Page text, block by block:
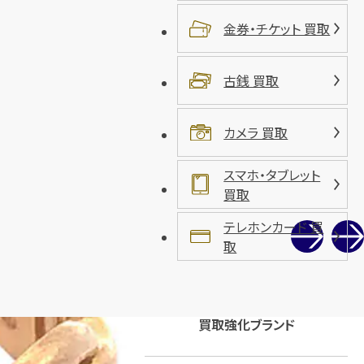
金券・チケット 買取
古銭 買取
カメラ 買取
スマホ・タブレット
買取
テレホンカード 買
取
買取強化ブランド